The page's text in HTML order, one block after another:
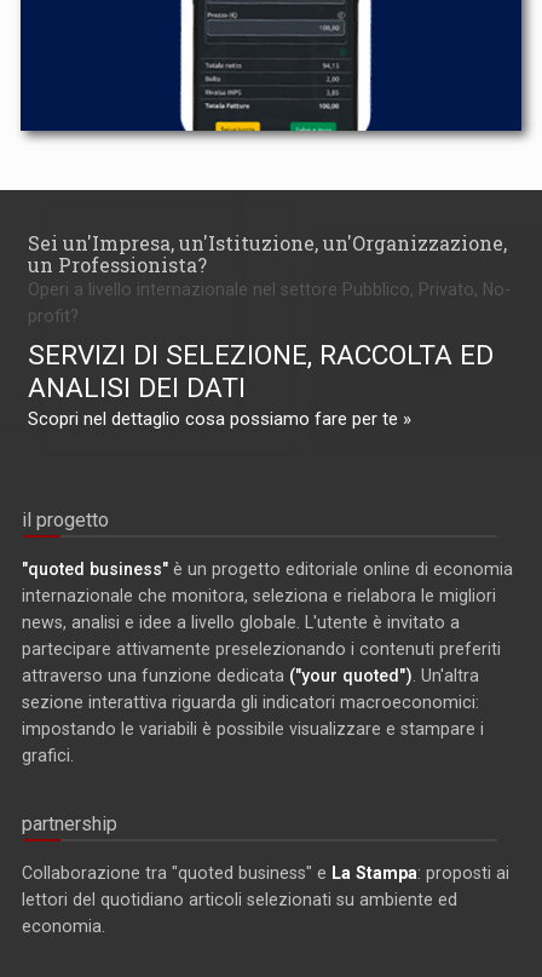
Sei un'Impresa, un'Istituzione, un'Organizzazione,
un Professionista?
Operi a livello internazionale nel settore Pubblico, Privato, No-
profit?
SERVIZI DI SELEZIONE, RACCOLTA ED
ANALISI DEI DATI
Scopri nel dettaglio cosa possiamo fare per te »
il progetto
"quoted business" è un progetto editoriale online di economia
internazionale che monitora, seleziona e rielabora le migliori
news, analisi e idee a livello globale. L'utente è invitato a
partecipare attivamente preselezionando i contenuti preferiti
attraverso una funzione dedicata ("your quoted") . Un'altra
sezione interattiva riguarda gli indicatori macroeconomici:
impostando le variabili è possibile visualizzare e stampare i
grafici.
partnership
Collaborazione tra "quoted business" e La Stampa: proposti ai
lettori del quotidiano articoli selezionati su ambiente ed
economia.